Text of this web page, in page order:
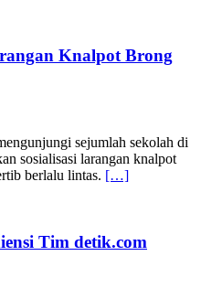
Knalpot Brong
sejumlah sekolah di
sosialisasi larangan knalpot
berlalu lintas. […]
Tim detik.com